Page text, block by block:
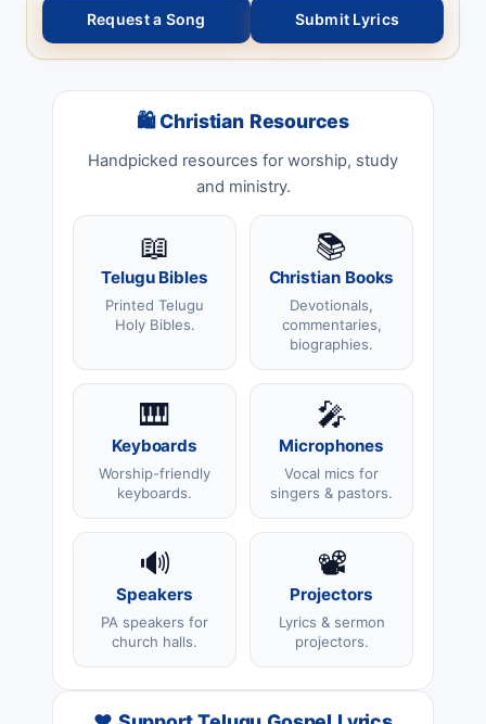
Request a Song Submit Lyrics
🛍 Christian Resources
Handpicked resources for worship, study
and ministry.
📖
Telugu Bibles
Printed Telugu
Holy Bibles.
📚
Christian Books
Devotionals,
commentaries,
biographies.
🎹
Keyboards
Worship-friendly
keyboards.
🎤
Microphones
Vocal mics for
singers & pastors.
🔊
Speakers
PA speakers for
church halls.
📽️
Projectors
Lyrics & sermon
projectors.